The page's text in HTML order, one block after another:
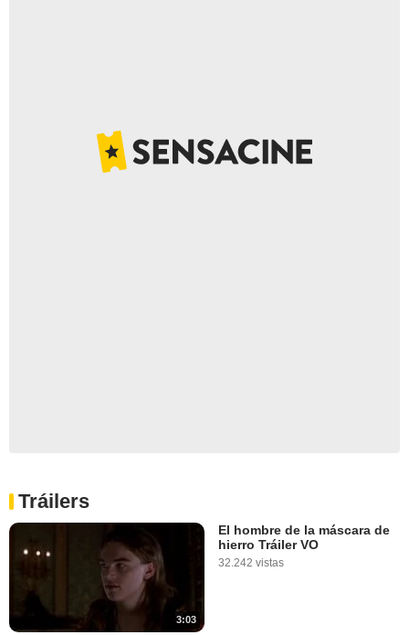
Tráilers
3:03
El hombre de la máscara de
hierro Tráiler VO
32.242 vistas